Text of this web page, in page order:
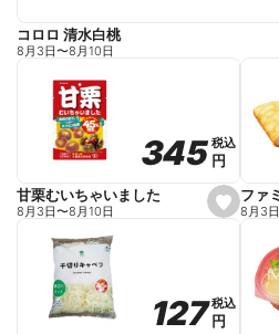
コロロ 清水白桃
8月3日〜8月10日
s
e
o
r
i
345
345税込
税込
円
円
甘栗むいちゃいました
8月3日〜8月10日 8月3日
127
127税込
税込
円
円